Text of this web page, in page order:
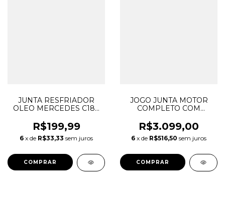
JUNTA RESFRIADOR
OLEO MERCEDES C180
CGI A2711840280
R$199,99
6 x de R$33,33 sem juros
JOGO JUNTA MOTOR
COMPLETO COM
ROVER DISCOVERY 4
RANGE ROVER SPORT
3.0 TDV6
R$3.099,00
6 x de R$516,50 sem juros